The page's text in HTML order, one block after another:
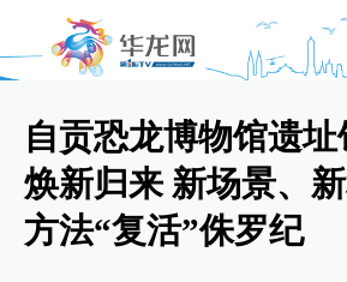
自贡恐龙博物馆遗
焕新归来 新场景、
方法“复活”侏罗纪